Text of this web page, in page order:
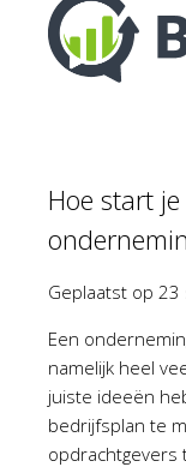
Hoe start
Geplaatst op 23
Een
namelijk heel
juiste ideeën
bedrijfsplan te
opdrachtgevers